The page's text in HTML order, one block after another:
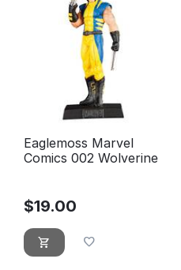
Eaglemoss Marvel
Comics 002 Wolverine
$19.00